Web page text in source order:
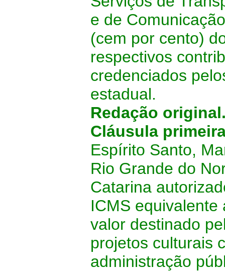
e de
(cem por cento)
respectivos
credenciados
estadual.
Redação
Cláusula
Espírito Santo,
Rio Grande do
Catarina
ICMS
valor destinado
projetos culturais
administração